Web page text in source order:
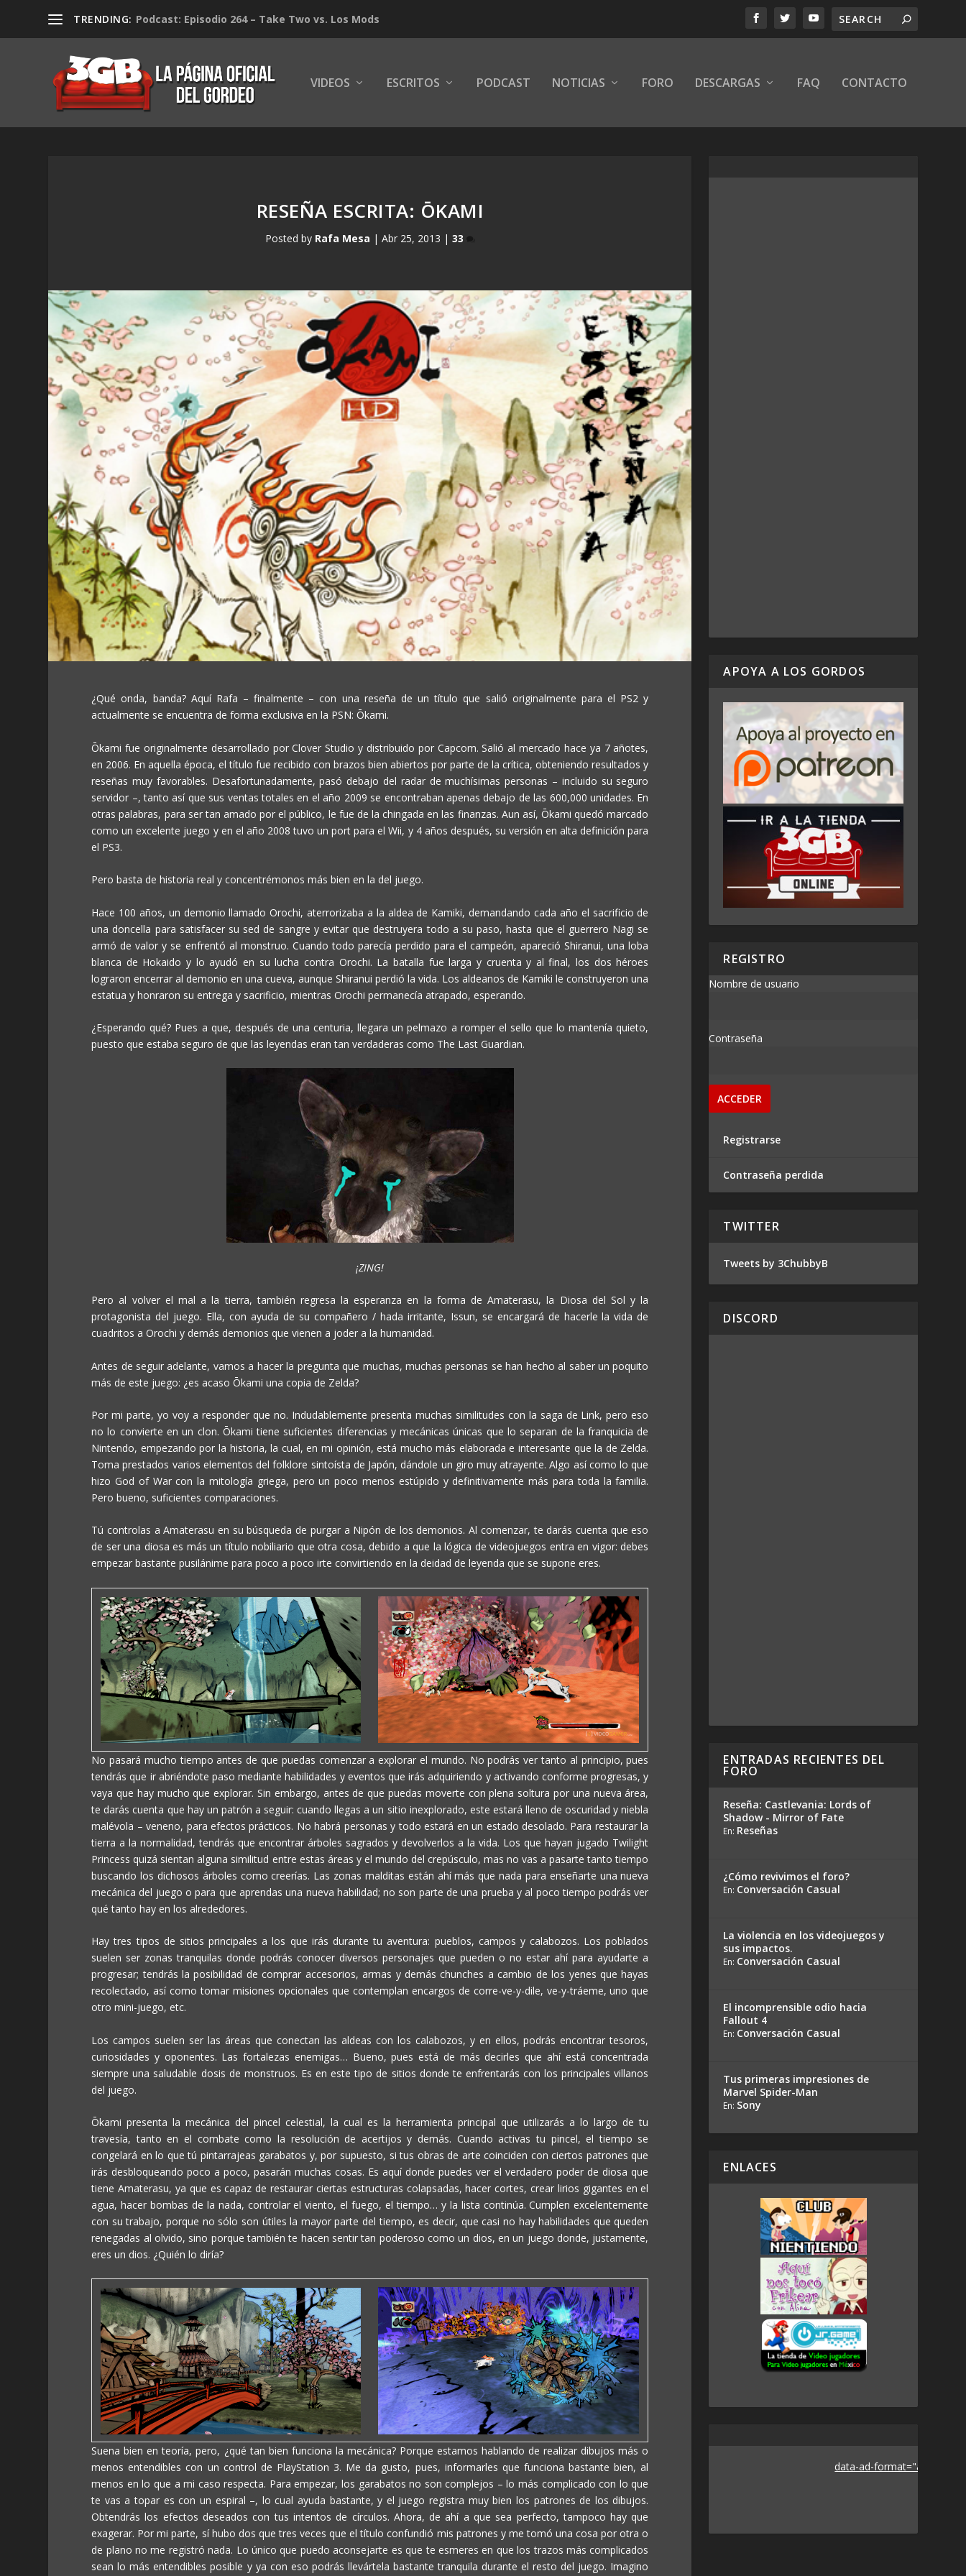
TRENDING: Podcast: Episodio 264 – Take Two vs. Los Mods
VIDEOS ESCRITOS PODCAST NOTICIAS FORO DESCARGAS FAQ CONTACTO
RESEÑA ESCRITA: ŌKAMI
Posted by Rafa Mesa | Abr 25, 2013 | 33
¿Qué onda, banda? Aquí Rafa – finalmente – con una reseña de un título que salió originalmente para el PS2 y
actualmente se encuentra de forma exclusiva en la PSN:Ōkami.
Ōkami fue originalmente desarrollado por Clover Studio y distribuido por Capcom. Salió al mercado hace ya 7 añotes,
en 2006. En aquella época, el título fue recibido con brazos bien abiertos por parte de la crítica, obteniendo resultados y
reseñas muy favorables. Desafortunadamente, pasó debajo del radar de muchísimas personas – incluido su seguro
servidor –, tanto así que sus ventas totales en el año 2009 se encontraban apenas debajo de las 600,000 unidades. En
otras palabras, para ser tan amado por el público, le fue de la chingada en las finanzas. Aun así,Ōkamiquedó marcado
como un excelente juego y en el año 2008 tuvo un port para el Wii, y 4 años después, su versión en alta definición para
el PS3.
Pero basta de historia real y concentrémonos más bien en la del juego.
Hace 100 años, un demonio llamado Orochi, aterrorizaba a la aldea de Kamiki, demandando cada año el sacrificio de
una doncella para satisfacer su sed de sangre y evitar que destruyera todo a su paso, hasta que el guerrero Nagi se
armó de valor y se enfrentó al monstruo. Cuando todo parecía perdido para el campeón, apareció Shiranui, una loba
blanca de Hokaido y lo ayudó en su lucha contra Orochi. La batalla fue larga y cruenta y al final, los dos héroes
lograron encerrar al demonio en una cueva, aunque Shiranui perdió la vida. Los aldeanos de Kamiki le construyeron una
estatua y honraron su entrega y sacrificio, mientras Orochi permanecía atrapado, esperando.
¿Esperando qué? Pues a que, después de una centuria, llegara un pelmazo a romper el sello que lo mantenía quieto,
puesto que estaba seguro de que las leyendas eran tan verdaderas como The Last Guardian.
¡ZING!
Pero al volver el mal a la tierra, también regresa la esperanza en la forma de Amaterasu, la Diosa del Sol y la
protagonista del juego. Ella, con ayuda de su compañero / hada irritante, Issun, se encargará de hacerle la vida de
cuadritos a Orochi y demás demonios que vienen a joder a la humanidad.
Antes de seguir adelante, vamos a hacer la pregunta que muchas, muchas personas se han hecho al saber un poquito
más de este juego: ¿es acasoŌkamiuna copia de Zelda?
Por mi parte, yo voy a responder que no. Indudablemente presenta muchas similitudes con la saga de Link, pero eso
no lo convierte en un clon. Ōkami tiene suficientes diferencias y mecánicas únicas que lo separan de la franquicia de
Nintendo, empezando por la historia, la cual, en mi opinión, está mucho más elaborada e interesante que la de Zelda.
Toma prestados varios elementos del folklore sintoísta de Japón, dándole un giro muy atrayente. Algo así como lo que
hizo God of Warcon la mitología griega, pero un poco menos estúpido y definitivamente más para toda la familia.
Pero bueno, suficientes comparaciones.
Tú controlas a Amaterasu en su búsqueda de purgar a Nipón de los demonios. Al comenzar, te darás cuenta que eso
de ser una diosa es más un título nobiliario que otra cosa, debido a que la lógica de videojuegos entra en vigor: debes
empezar bastante pusilánime para poco a poco irte convirtiendo en la deidad de leyenda que se supone eres.
No pasará mucho tiempo antes de que puedas comenzar a explorar el mundo. No podrás ver tanto al principio, pues
tendrás que ir abriéndote paso mediante habilidades y eventos que irás adquiriendo y activando conforme progresas, y
vaya que hay mucho que explorar. Sin embargo, antes de que puedas moverte con plena soltura por una nueva área,
te darás cuenta que hay un patrón a seguir: cuando llegas a un sitio inexplorado, este estará lleno de oscuridad y niebla
malévola – veneno, para efectos prácticos. No habrá personas y todo estará en un estado desolado. Para restaurar la
tierra a la normalidad, tendrás que encontrar árboles sagrados y devolverlos a la vida. Los que hayan jugado Twilight
Princess quizá sientan alguna similitud entre estas áreas y el mundo del crepúsculo, mas no vas a pasarte tanto tiempo
buscando los dichosos árboles como creerías. Las zonas malditas están ahí más que nada para enseñarte una nueva
mecánica del juego o para que aprendas una nueva habilidad; no son parte de una prueba y al poco tiempo podrás ver
qué tanto hay en los alrededores.
Hay tres tipos de sitios principales a los que irás durante tu aventura: pueblos, campos y calabozos. Los poblados
suelen ser zonas tranquilas donde podrás conocer diversos personajes que pueden o no estar ahí para ayudarte a
progresar; tendrás la posibilidad de comprar accesorios, armas y demás chunches a cambio de los yenes que hayas
recolectado, así como tomar misiones opcionales que contemplan encargos de corre-ve-y-dile, ve-y-tráeme, uno que
otro mini-juego, etc.
Los campos suelen ser las áreas que conectan las aldeas con los calabozos, y en ellos, podrás encontrar tesoros,
curiosidades y oponentes. Las fortalezas enemigas… Bueno, pues está de más decirles que ahí está concentrada
siempre una saludable dosis de monstruos. Es en este tipo de sitios donde te enfrentarás con los principales villanos
del juego.
Ōkamipresenta la mecánica del pincel celestial, la cual es la herramienta principal que utilizarás a lo largo de tu
travesía, tanto en el combate como la resolución de acertijos y demás. Cuando activas tu pincel, el tiempo se
congelará en lo que tú pintarrajeas garabatos y, por supuesto, si tus obras de arte coinciden con ciertos patrones que
irás desbloqueando poco a poco, pasarán muchas cosas. Es aquí donde puedes ver el verdadero poder de diosa que
tiene Amaterasu, ya que es capaz de restaurar ciertas estructuras colapsadas, hacer cortes, crear lirios gigantes en el
agua, hacer bombas de la nada, controlar el viento, el fuego, el tiempo… y la lista continúa. Cumplen excelentemente
con su trabajo, porque no sólo son útiles la mayor parte del tiempo, es decir, que casi no hay habilidades que queden
renegadas al olvido, sino porque también te hacen sentir tan poderoso como un dios, en un juego donde, justamente,
eres un dios. ¿Quién lo diría?
Suena bien en teoría, pero, ¿qué tan bien funciona la mecánica? Porque estamos hablando de realizar dibujos más o
menos entendibles con un control de PlayStation 3. Me da gusto, pues, informarles que funciona bastante bien, al
menos en lo que a mi caso respecta. Para empezar, los garabatos no son complejos – lo más complicado con lo que
te vas a topar es con un espiral –, lo cual ayuda bastante, y el juego registra muy bien los patrones de los dibujos.
Obtendrás los efectos deseados con tus intentos de círculos. Ahora, de ahí a que sea perfecto, tampoco hay que
exagerar. Por mi parte, sí hubo dos que tres veces que el título confundió mis patrones y me tomó una cosa por otra o
de plano no me registró nada. Lo único que puedo aconsejarte es que te esmeres en que los trazos más complicados
sean lo más entendibles posible y ya con eso podrás llevártela bastante tranquila durante el resto del juego. Imagino
APOYA A LOS GORDOS
REGISTRO
Nombre de usuario
Contraseña
Registrarse
Contraseña perdida
TWITTER
Tweets by 3ChubbyB
DISCORD
ENTRADAS RECIENTES DEL
FORO
Reseña: Castlevania: Lords of
Shadow - Mirror of Fate
En: Reseñas
¿Cómo revivimos el foro?
En: Conversación Casual
La violencia en los videojuegos y
sus impactos.
En: Conversación Casual
El incomprensible odio hacia
Fallout 4
En: Conversación Casual
Tus primeras impresiones de
Marvel Spider-Man
En: Sony
ENLACES
data-ad-format="auto">